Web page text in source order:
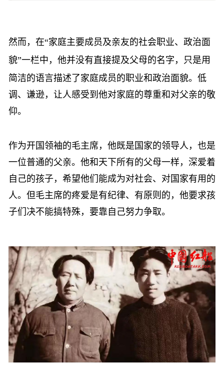
然而，在“家庭主要成员及亲友的社会职业、政治面
貌”一栏中，他并没有直接提及父母的名字，只是用
简洁的语言描述了家庭成员的职业和政治面貌。低
调 、 谦逊，让人感受到他对家庭的尊重和对父亲的敬
仰。
作为开国领袖的毛主席，他既是国家的领导人，也是
一位普通的父亲。他和天下所有的父母一样，深爱着
自己的孩子，希望他们能成为对社会、对国家有用的
人。但毛主席的疼爱是有纪律、有原则的，他要求孩
子们决不能搞特殊，要靠自己努力争取。